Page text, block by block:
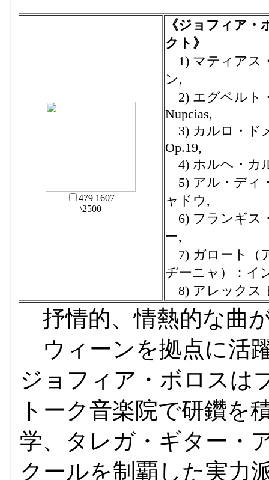
479 1607
\2500
《ジョフィア
クト》
1) マティアス
ン,
2) エグベルト
Nupcias,
3) カルロ・ド
Op.19,
4) ホルヘ・カ
5) アル・ディ
ャドウ,
6) フランギス
ー,
7) ガロート（
ヂーニャ）：イ
8) アレックス
抒情的、情熱的な曲
ウィーンを拠点に活
ジョフィア・ボロスは
トーク音楽院で研鑽を
学、タレガ・ギター・
クールを制覇した実力